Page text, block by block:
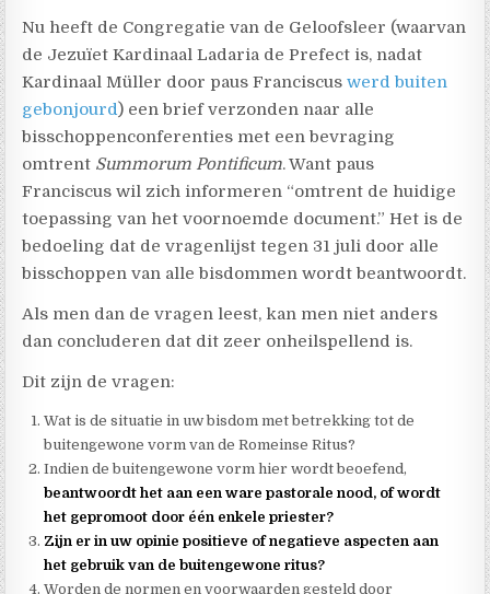
Nu heeft de Congregatie van de Geloofsleer (waarvan
de Jezuïet Kardinaal Ladaria de Prefect is, nadat
Kardinaal Müller door paus Franciscuswerd buiten
gebonjourd) een brief verzonden naar alle
bisschoppenconferenties met een bevraging
omtrent Summorum Pontificum. Want paus
Franciscus wil zich informeren “omtrent de huidige
toepassing van het voornoemde document.” Het is de
bedoeling dat de vragenlijst tegen 31 juli door alle
bisschoppen van alle bisdommen wordt beantwoordt.
Als men dan de vragen leest, kan men niet anders
dan concluderen dat dit zeer onheilspellend is.
Dit zijn de vragen:
Wat is de situatie in uw bisdom met betrekking tot de
buitengewone vorm van de Romeinse Ritus?
Indien de buitengewone vorm hier wordt beoefend,
beantwoordt het aan een ware pastorale nood, of wordt
het gepromoot door één enkele priester?
Zijn er in uw opinie positieve of negatieve aspecten aan
het gebruik van de buitengewone ritus?
Worden de normen en voorwaarden gesteld door